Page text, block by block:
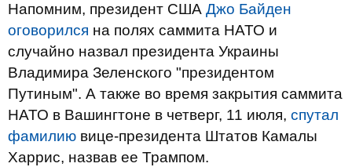
Напомним, президент США Джо Байден
оговорился на полях саммита НАТО и
случайно назвал президента Украины
Владимира Зеленского "президентом
Путиным". А также во время закрытия саммита
НАТО в Вашингтоне в четверг, 11 июля, спутал
фамилию вице-президента Штатов Камалы
Харрис, назвав ее Трампом.